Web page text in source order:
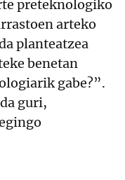
preteknologiko
arteko
planteatzea
benetan
gabe?”.
guri,